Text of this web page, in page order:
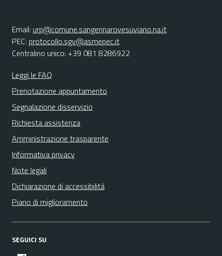
Email: urp@comune.sangennarovesuviano.na.it
PEC: protocollo.sgv@asmepec.it
Centralino unico: +39 081 8286922
Leggi le FAQ
Prenotazione appuntamento
Segnalazione disservizio
Richiesta assistenza
Amministrazione trasparente
Informativa privacy
Note legali
Dichiarazione di accessibilità
Piano di miglioramento
SEGUICI SU